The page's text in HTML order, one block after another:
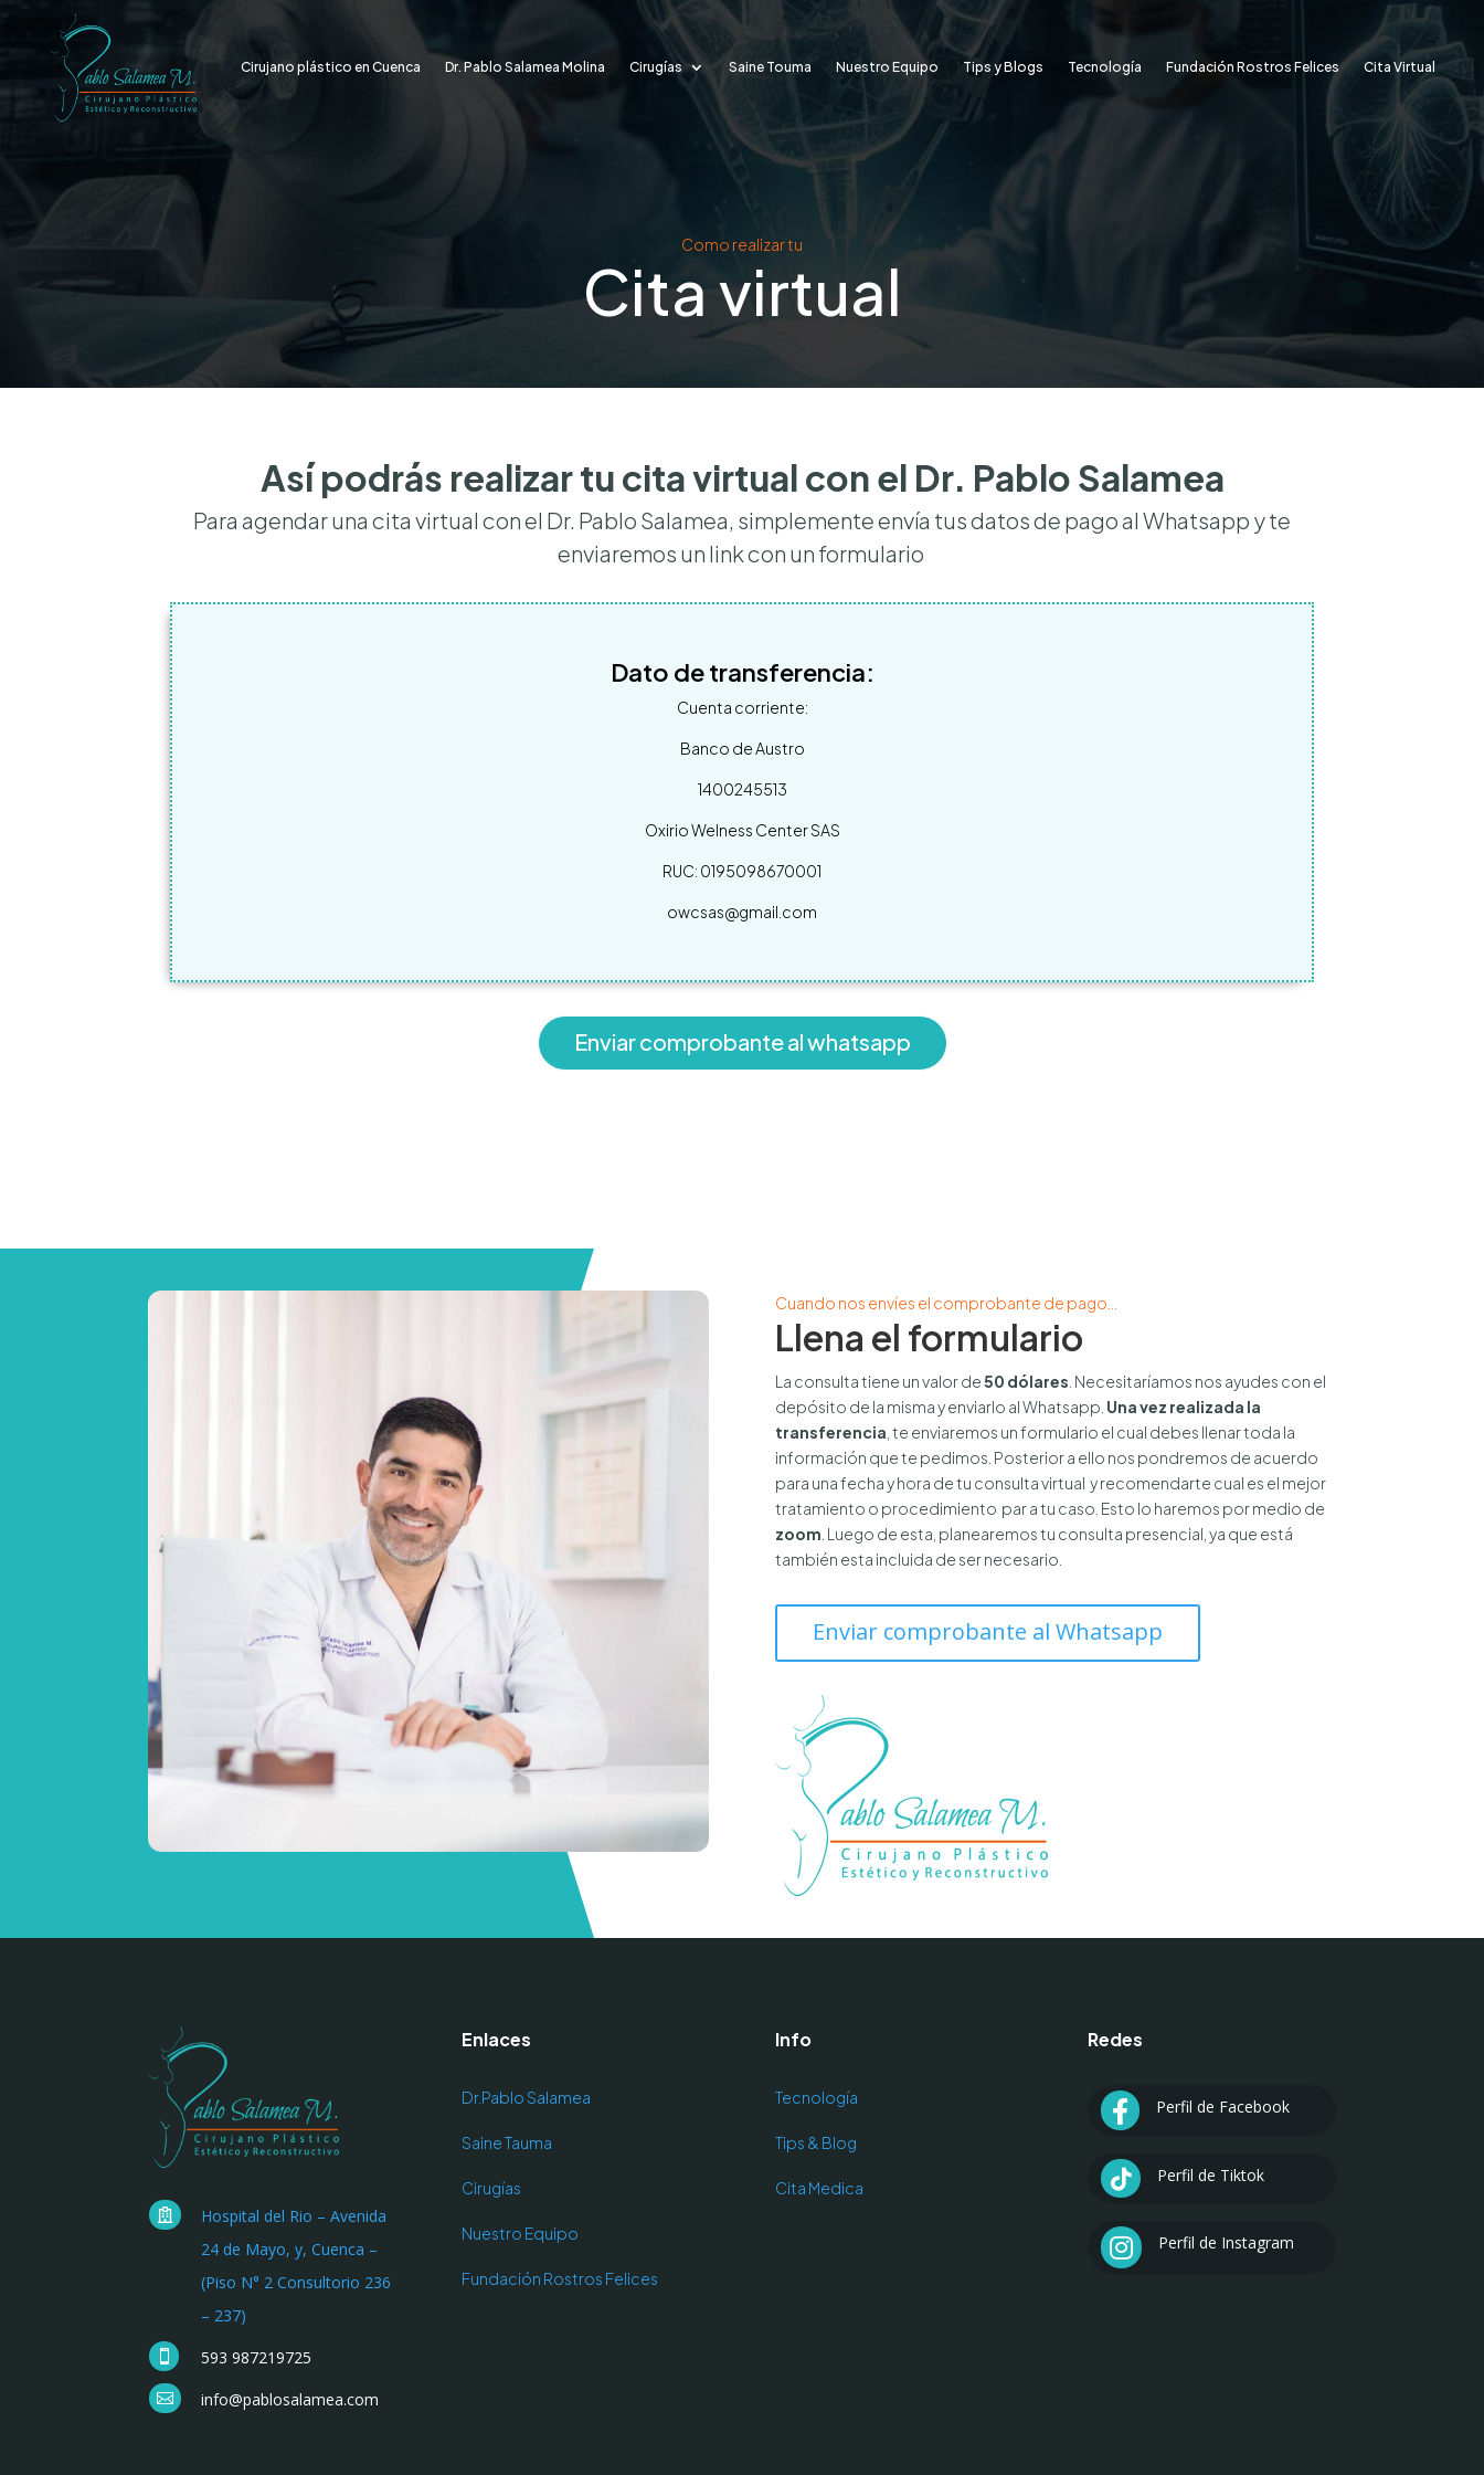
Cirujano plástico en Cuenca Dr. Pablo Salamea Molina Cirugías Saine Touma Nuestro Equipo Tips y Blogs Tecnología Fundación Rostros Felices Cita Virtual
Como realizar tu
Cita virtual
Así podrás realizar tu cita virtual con el Dr. Pablo Salamea
Para agendar una cita virtual con el Dr. Pablo Salamea, simplemente envía tus datos de pago al Whatsapp y te
enviaremos un link con un formulario
Dato de transferencia:
Cuenta corriente:
Banco de Austro
1400245513
Oxirio Welness Center SAS
RUC: 0195098670001
owcsas@gmail.com
Enviar comprobante al whatsapp
Cuando nos envíes el comprobante de pago…
Llena el formulario
La consulta tiene un valor de50 dólares . Necesitaríamos nos ayudes con el
depósito de la misma y enviarlo al Whatsapp. Una vez realizada la
transferencia , te enviaremos un formulario el cual debes llenar toda la
información que te pedimos. Posterior a ello nos pondremos de acuerdo
para una fecha y hora de tu consulta virtual y recomendarte cual es el mejor
tratamiento o procedimiento par a tu caso. Esto lo haremos por medio de
zoom . Luego de esta, planearemos tu consulta presencial, ya que está
también esta incluida de ser necesario.
Enviar comprobante al Whatsapp

Hospital del Rio – Avenida
24 de Mayo, y, Cuenca –
(Piso N° 2 Consultorio 236
– 237)
 593 987219725
 info@pablosalamea.com
Enlaces
Dr.Pablo Salamea
Saine Tauma
Cirugías
Nuestro Equipo
Fundación Rostros Felices
Info
Tecnología
Tips & Blog
Cita Medica
Redes
 Perfil de Facebook
 Perfil de Tiktok
 Perfil de Instagram